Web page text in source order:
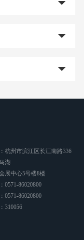
杭州市滨江区长江南路336
湖
展中心5号楼8楼
0571-86020800
0571-86020800
310056